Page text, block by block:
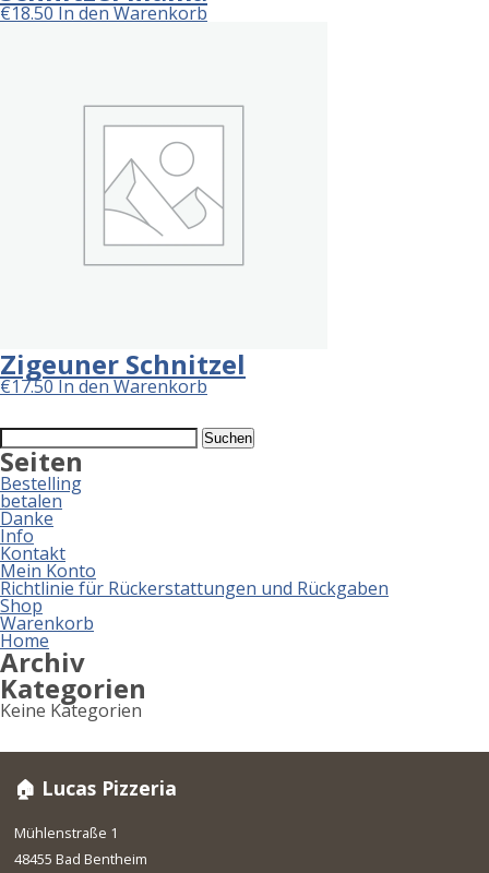
€18.50In den Warenkorb
Zigeuner Schnitzel
€17.50In den Warenkorb
Suchen
nach:
Seiten
Bestelling
betalen
Danke
Info
Kontakt
Mein Konto
Richtlinie für Rückerstattungen und Rückgaben
Shop
Warenkorb
Home
Archiv
Kategorien
Keine Kategorien
🏠 Lucas Pizzeria
Mühlenstraße 1
48455 Bad Bentheim